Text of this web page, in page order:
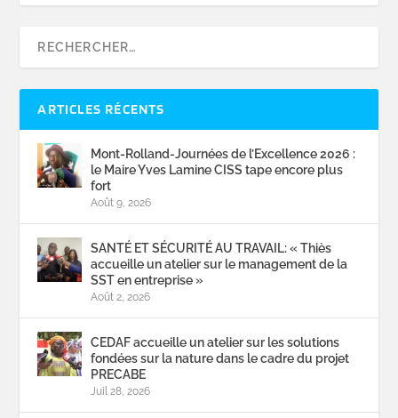
ARTICLES RÉCENTS
Mont-Rolland-Journées de l’Excellence 2026 :
le Maire Yves Lamine CISS tape encore plus
fort
Août 9, 2026
SANTÉ ET SÉCURITÉ AU TRAVAIL: « Thiès
accueille un atelier sur le management de la
SST en entreprise »
Août 2, 2026
CEDAF accueille un atelier sur les solutions
fondées sur la nature dans le cadre du projet
PRECABE
Juil 28, 2026